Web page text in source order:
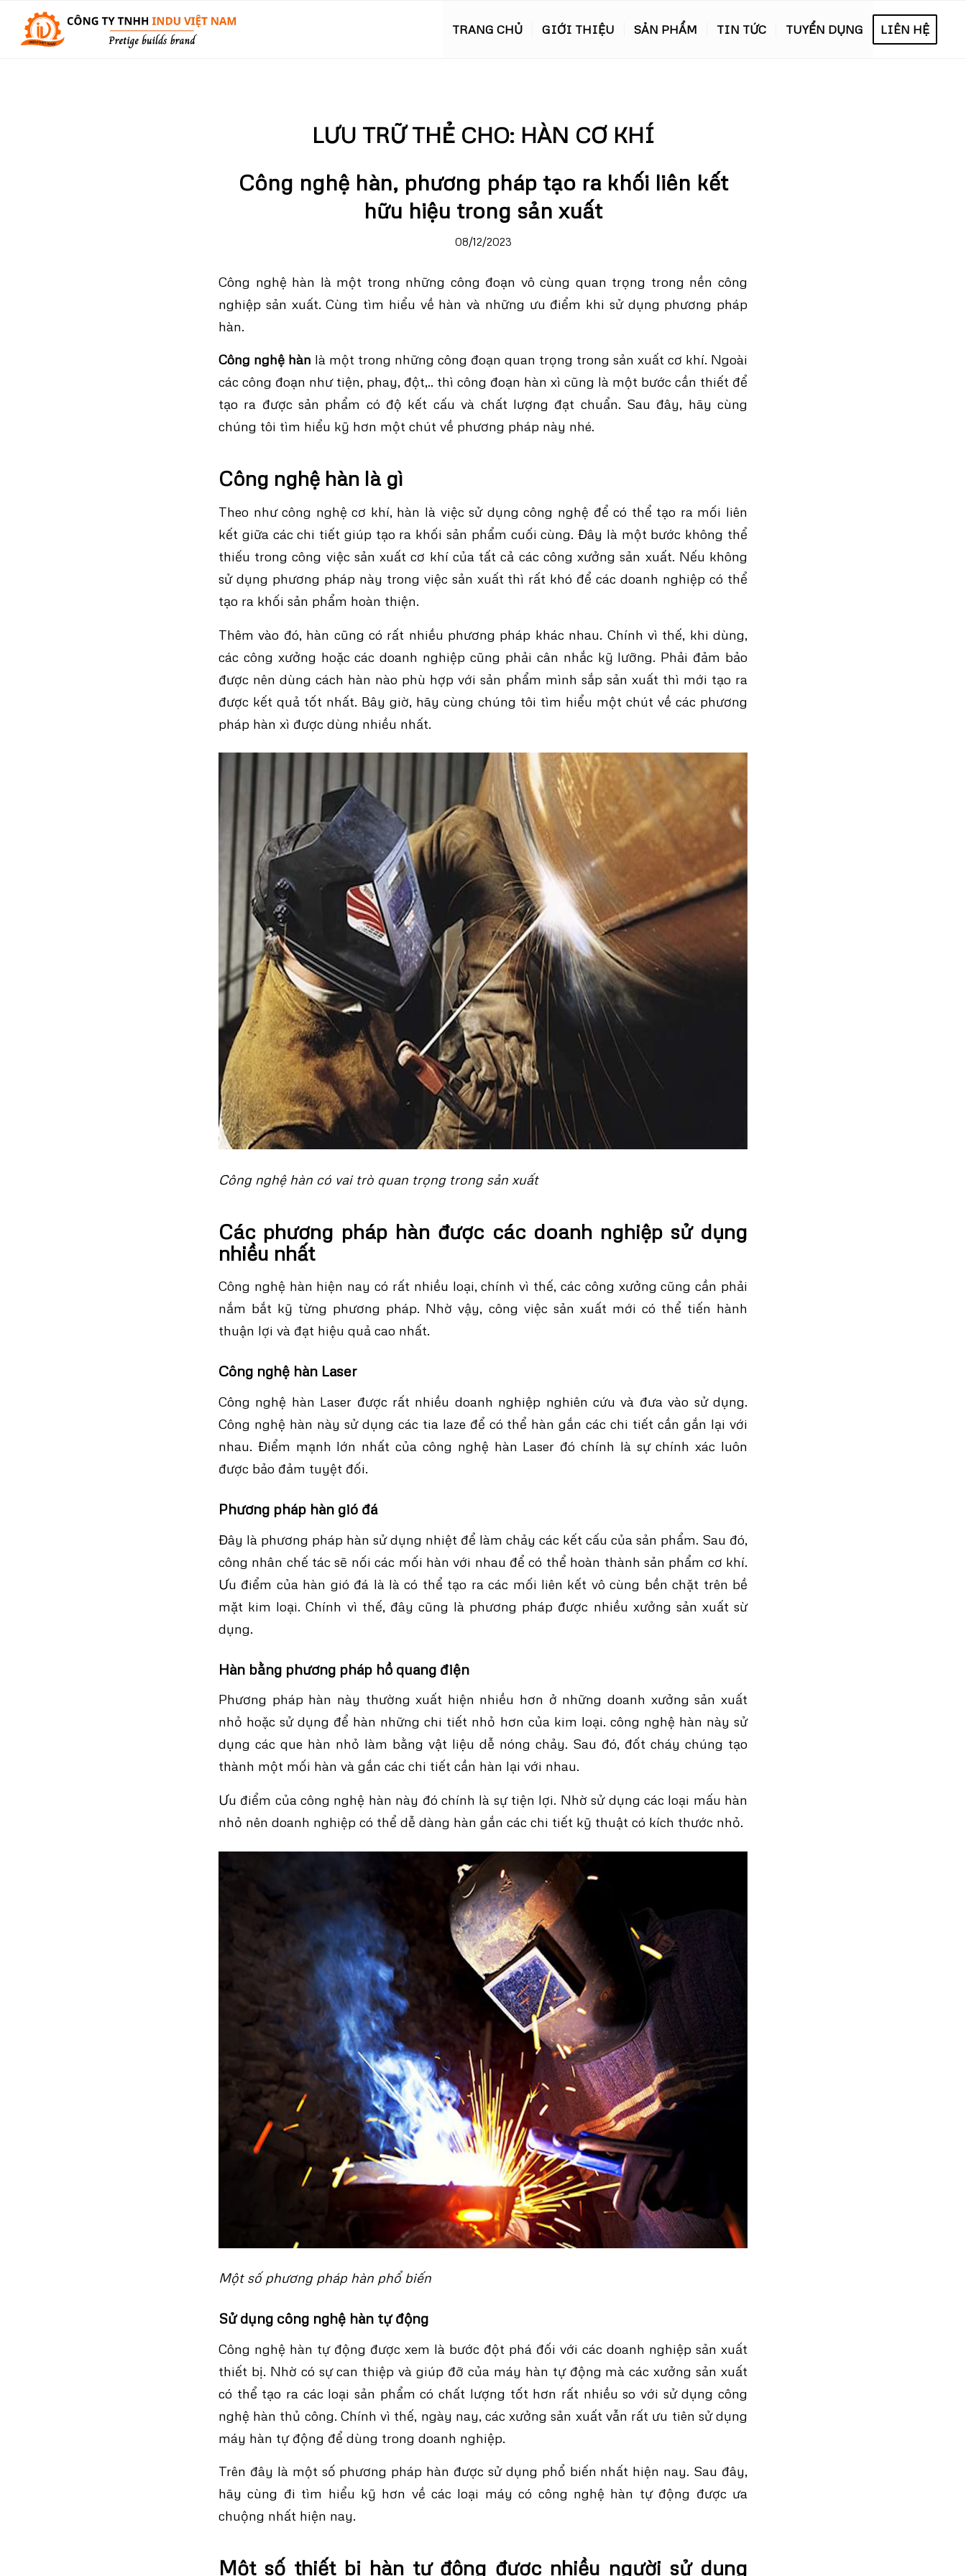
TRANG CHỦ GIỚI THIỆU SẢN PHẨM TIN TỨC TUYỂN DỤNG LIÊN HỆ
LƯU TRỮ THẺ CHO: HÀN CƠ KHÍ
Công nghệ hàn, phương pháp tạo ra khối liên kết
hữu hiệu trong sản xuất
08/12/2023
Công nghệ hàn là một trong những công đoạn vô cùng quan trọng trong nền công
nghiệp sản xuất. Cùng tìm hiểu về hàn và những ưu điểm khi sử dụng phương pháp
hàn.
Công nghệ hàn là một trong những công đoạn quan trọng trong sản xuất cơ khí. Ngoài
các công đoạn như tiện, phay, đột,.. thì công đoạn hàn xì cũng là một bước cần thiết để
tạo ra được sản phẩm có độ kết cấu và chất lượng đạt chuẩn. Sau đây, hãy cùng
chúng tôi tìm hiểu kỹ hơn một chút về phương pháp này nhé.
Công nghệ hàn là gì
Theo như công nghệ cơ khí, hàn là việc sử dụng công nghệ để có thể tạo ra mối liên
kết giữa các chi tiết giúp tạo ra khối sản phẩm cuối cùng. Đây là một bước không thể
thiếu trong công việc sản xuất cơ khí của tất cả các công xưởng sản xuất. Nếu không
sử dụng phương pháp này trong việc sản xuất thì rất khó để các doanh nghiệp có thể
tạo ra khối sản phẩm hoàn thiện.
Thêm vào đó, hàn cũng có rất nhiều phương pháp khác nhau. Chính vì thế, khi dùng,
các công xưởng hoặc các doanh nghiệp cũng phải cân nhắc kỹ lưỡng. Phải đảm bảo
được nên dùng cách hàn nào phù hợp với sản phẩm mình sắp sản xuất thì mới tạo ra
được kết quả tốt nhất. Bây giờ, hãy cùng chúng tôi tìm hiểu một chút về các phương
pháp hàn xì được dùng nhiều nhất.
Công nghệ hàn có vai trò quan trọng trong sản xuất
Các phương pháp hàn được các doanh nghiệp sử dụng
nhiều nhất
Công nghệ hàn hiện nay có rất nhiều loại, chính vì thế, các công xưởng cũng cần phải
nắm bắt kỹ từng phương pháp. Nhờ vậy, công việc sản xuất mới có thể tiến hành
thuận lợi và đạt hiệu quả cao nhất.
Công nghệ hàn Laser
Công nghệ hàn Laser được rất nhiều doanh nghiệp nghiên cứu và đưa vào sử dụng.
Công nghệ hàn này sử dụng các tia laze để có thể hàn gắn các chi tiết cần gắn lại với
nhau. Điểm mạnh lớn nhất của công nghệ hàn Laser đó chính là sự chính xác luôn
được bảo đảm tuyệt đối.
Phương pháp hàn gió đá
Đây là phương pháp hàn sử dụng nhiệt để làm chảy các kết cấu của sản phẩm. Sau đó,
công nhân chế tác sẽ nối các mối hàn với nhau để có thể hoàn thành sản phẩm cơ khí.
Ưu điểm của hàn gió đá là là có thể tạo ra các mối liên kết vô cùng bền chặt trên bề
mặt kim loại. Chính vì thế, đây cũng là phương pháp được nhiều xưởng sản xuất sừ
dụng.
Hàn bằng phương pháp hồ quang điện
Phương pháp hàn này thường xuất hiện nhiều hơn ở những doanh xưởng sản xuất
nhỏ hoặc sử dụng để hàn những chi tiết nhỏ hơn của kim loại. công nghệ hàn này sử
dụng các que hàn nhỏ làm bằng vật liệu dễ nóng chảy. Sau đó, đốt cháy chúng tạo
thành một mối hàn và gắn các chi tiết cần hàn lại với nhau.
Ưu điểm của công nghệ hàn này đó chính là sự tiện lợi. Nhờ sử dụng các loại mấu hàn
nhỏ nên doanh nghiệp có thể dễ dàng hàn gắn các chi tiết kỹ thuật có kích thước nhỏ.
Một số phương pháp hàn phổ biến
Sử dụng công nghệ hàn tự động
Công nghệ hàn tự động được xem là bước đột phá đối với các doanh nghiệp sản xuất
thiết bị. Nhờ có sự can thiệp và giúp đỡ của máy hàn tự động mà các xưởng sản xuất
có thể tạo ra các loại sản phẩm có chất lượng tốt hơn rất nhiều so với sử dụng công
nghệ hàn thủ công. Chính vì thế, ngày nay, các xưởng sản xuất vẫn rất ưu tiên sử dụng
máy hàn tự động để dùng trong doanh nghiệp.
Trên đây là một số phương pháp hàn được sử dụng phổ biến nhất hiện nay. Sau đây,
hãy cùng đi tìm hiểu kỹ hơn về các loại máy có công nghệ hàn tự động được ưa
chuộng nhất hiện nay.
Một số thiết bị hàn tự động được nhiều người sử dụng